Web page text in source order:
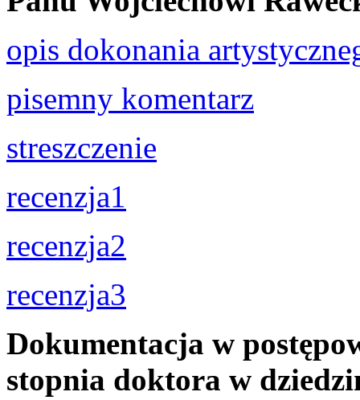
opis dokonania
pisemny komentarz
streszczenie
recenzja1
recenzja2
recenzja3
Dokumentacja w
stopnia doktora w